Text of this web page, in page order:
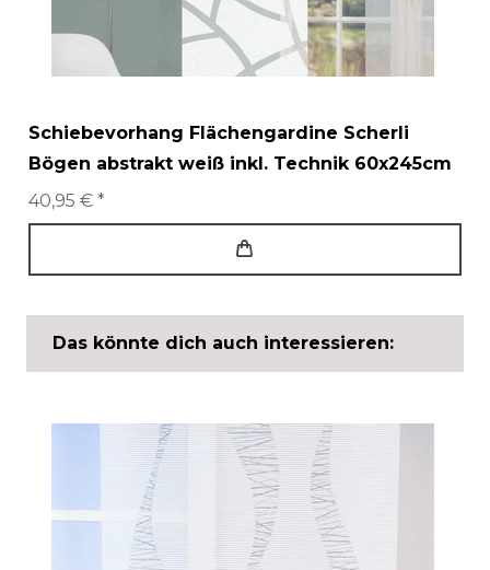
Schiebevorhang Flächengardine Scherli
Bögen abstrakt weiß inkl. Technik 60x245cm
40,95 € *
Das könnte dich auch interessieren: